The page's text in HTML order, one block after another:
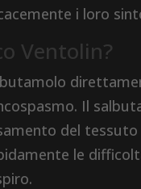
i loro
Ventolin?
Il
del tessuto
le